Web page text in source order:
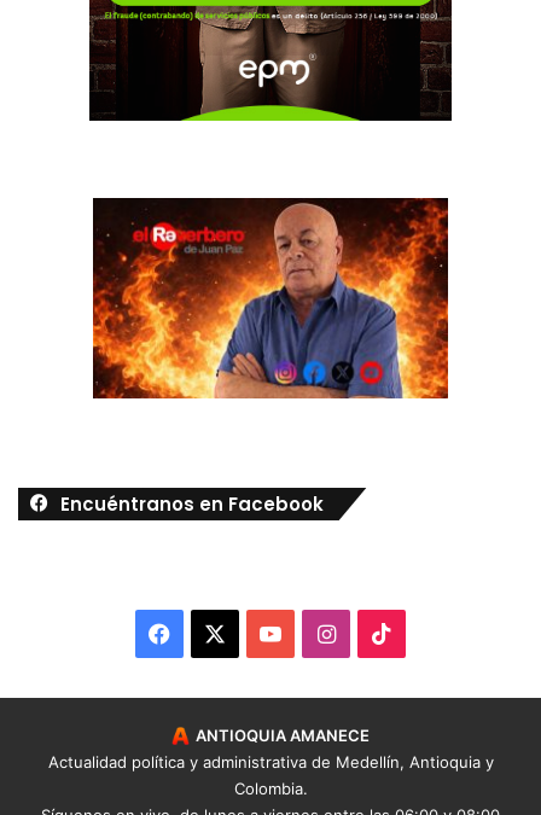
Encuéntranos en Facebook
Facebook YouTubeInstagram
ANTIOQUIA AMANECE
Actualidad política y administrativa de Medellín, Antioquia y
Colombia.